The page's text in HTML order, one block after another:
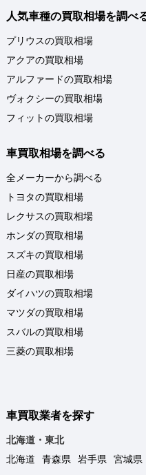
人気車種の買取相場を調べ
プリウスの買取相場
アクアの買取相場
アルファードの買取相場
ヴォクシーの買取相場
フィットの買取相場
車買取相場を調べる
全メーカーから調べる
トヨタの買取相場
レクサスの買取相場
ホンダの買取相場
スズキの買取相場
日産の買取相場
ダイハツの買取相場
マツダの買取相場
スバルの買取相場
三菱の買取相場
車買取業者を探す
北海道・東北
北海道
青森県 岩手県 宮城県